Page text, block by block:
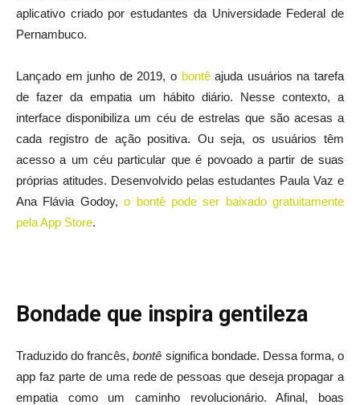
aplicativo criado por estudantes da Universidade Federal de
Pernambuco.
Lançado em junho de 2019, o bontêajuda usuários na tarefa
de fazer da empatia um hábito diário. Nesse contexto, a
interface disponibiliza um céu de estrelas que são acesas a
cada registro de ação positiva. Ou seja, os usuários têm
acesso a um céu particular que é povoado a partir de suas
próprias atitudes. Desenvolvido pelas estudantes Paula Vaz e
Ana Flávia Godoy,o bontê pode ser baixado gratuitamente
pela App Store.
Bondade que inspira gentileza
Traduzido do francês,bontê significa bondade. Dessa forma, o
app faz parte de uma rede de pessoas que deseja propagar a
empatia como um caminho revolucionário. Afinal, boas